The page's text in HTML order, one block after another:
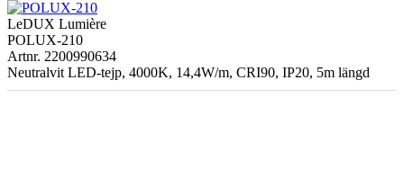
LeDUX Lumière
POLUX-210
Artnr. 2200990634
Neutralvit LED-tejp, 4000K, 14,4W/m, CRI90, IP20, 5m längd